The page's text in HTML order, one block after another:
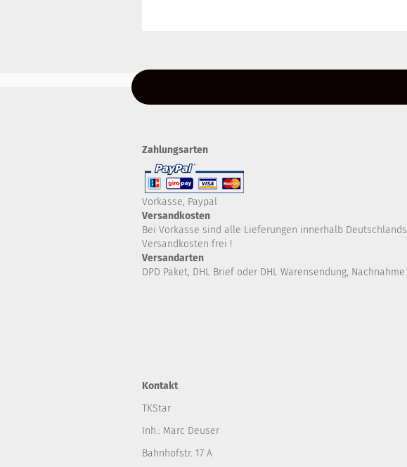
Zahlungsarten
Vorkasse, Paypal
Versandkosten
Bei Vorkasse sind alle Lieferungen innerhalb Deutschlands
Versandkosten frei !
Versandarten
DPD Paket, DHL Brief oder DHL Warensendung, Nachnahme
Kontakt
TKStar
Inh.: Marc Deuser
Bahnhofstr. 17 A